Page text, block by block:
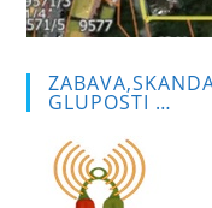
GLUPOSTI …